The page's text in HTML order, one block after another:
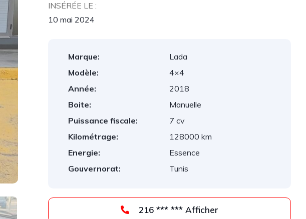
INSÉRÉE LE :
10 mai 2024
Marque:
Lada
Modèle:
4×4
Année:
2018
Boite:
Manuelle
Puissance fiscale:
7 cv
Kilométrage:
128000 km
Energie:
Essence
Gouvernorat:
Tunis
216 *** *** Afficher